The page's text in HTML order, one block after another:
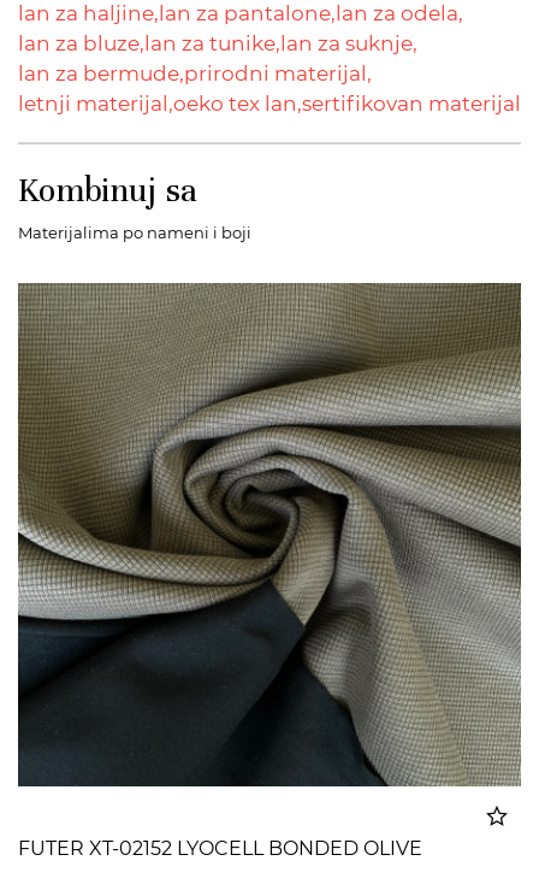
lan za haljine, lan za pantalone, lan za odela,
lan za bluze, lan za tunike, lan za suknje,
lan za bermude,prirodni materijal,
letnji materijal,oeko tex lan,sertifikovan materijal
Kombinuj sa
Materijalima po nameni i boji
FUTER XT-02152 LYOCELL BONDED OLIVE